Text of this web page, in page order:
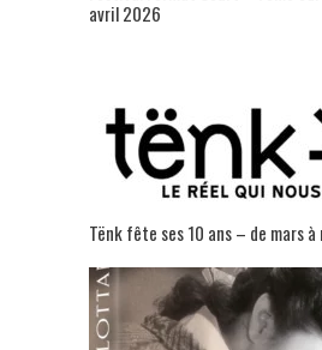
avril 2026
Tënk fête ses 10 ans – de mars